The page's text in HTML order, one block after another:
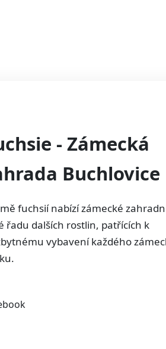
- Zámecká
Buchlovice
fuchsií nabízí zámecké
řadu dalších rostlin, patřících k
vybavení každého